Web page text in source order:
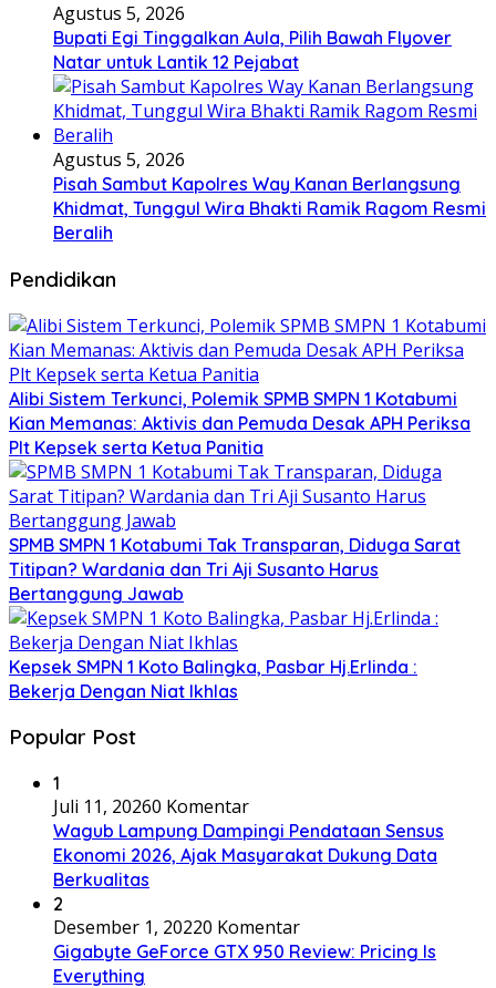
Agustus 5, 2026
Bupati Egi Tinggalkan Aula, Pilih Bawah Flyover
Natar untuk Lantik 12 Pejabat
Agustus 5, 2026
Pisah Sambut Kapolres Way Kanan Berlangsung
Khidmat, Tunggul Wira Bhakti Ramik Ragom Resmi
Beralih
Pendidikan
Alibi Sistem Terkunci, Polemik SPMB SMPN 1 Kotabumi
Kian Memanas: Aktivis dan Pemuda Desak APH Periksa
Plt Kepsek serta Ketua Panitia
SPMB SMPN 1 Kotabumi Tak Transparan, Diduga Sarat
Titipan? Wardania dan Tri Aji Susanto Harus
Bertanggung Jawab
Kepsek SMPN 1 Koto Balingka, Pasbar Hj.Erlinda :
Bekerja Dengan Niat Ikhlas
Popular Post
1
Juli 11, 20260 Komentar
Wagub Lampung Dampingi Pendataan Sensus
Ekonomi 2026, Ajak Masyarakat Dukung Data
Berkualitas
2
Desember 1, 20220 Komentar
Gigabyte GeForce GTX 950 Review: Pricing Is
Everything